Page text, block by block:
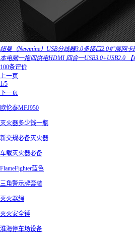
纽曼（Newmine）USB分线器3.0多接口2.0扩展网
本电脑一拖四供电HDMI 四合一USB3.0+USB2.0 【
100条评价
上一页
1/5
下一页
欧伦泰MFJ950
灭火器多少钱一瓶
新交规必备灭火器
车载灭火器必备
FlameFighter蓝色
三角警示牌套装
灭火器绳
灭火安全锤
淮海停车场设备